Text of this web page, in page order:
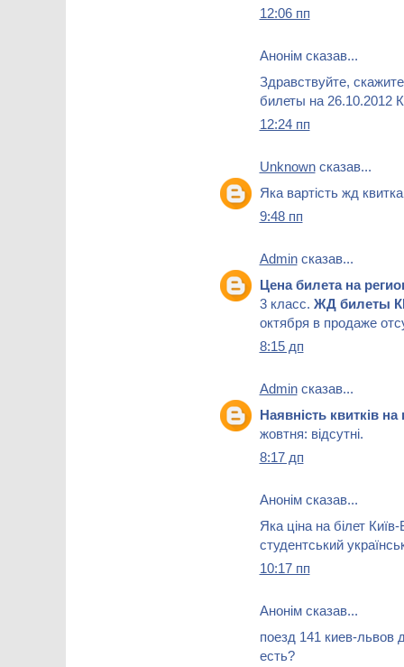
12:06 пп
Анонім сказав...
Здравствуйте,
билеты на 26.10.2012
12:24 пп
Unknownсказав...
Яка вартість жд
9:48 пп
Adminсказав...
Цена билета на
3 класс. ЖД билеты
октября в продаже
8:15 дп
Adminсказав...
Наявність квитків
жовтня: відсутні.
8:17 дп
Анонім сказав...
Яка ціна на білет
студентський
10:17 пп
Анонім сказав...
поезд 141 киев-львов
есть?